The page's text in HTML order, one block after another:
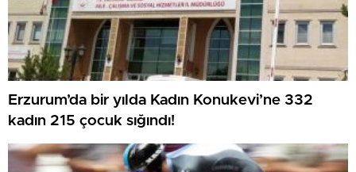
Erzurum’da bir yılda Kadın Konukevi’ne 332
kadın 215 çocuk sığındı!